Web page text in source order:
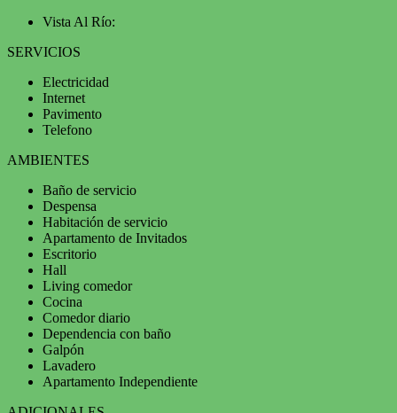
Vista Al Río:
SERVICIOS
Electricidad
Internet
Pavimento
Telefono
AMBIENTES
Baño de servicio
Despensa
Habitación de servicio
Apartamento de Invitados
Escritorio
Hall
Living comedor
Cocina
Comedor diario
Dependencia con baño
Galpón
Lavadero
Apartamento Independiente